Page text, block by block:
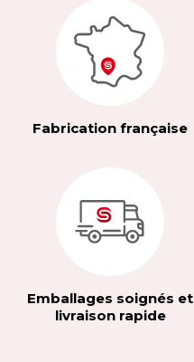
Fabrication française
Emballages soignés et
livraison rapide